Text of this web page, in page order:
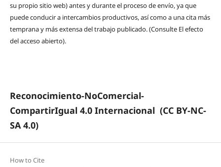
su propio sitio web) antes y durante el proceso de envío, ya que
puede conducir a intercambios productivos, así como a una cita más
temprana y más extensa del trabajo publicado. (Consulte El efecto
del acceso abierto).
Reconocimiento-NoComercial-
CompartirIgual 4.0 Internacional (CC BY-NC-
SA 4.0)
How to Cite